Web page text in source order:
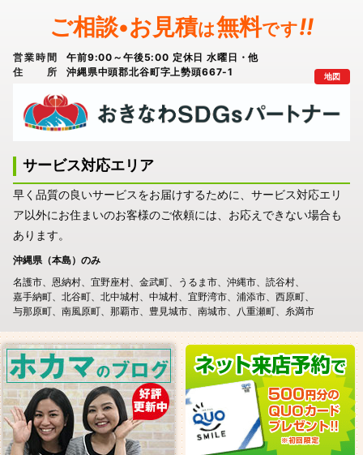
ご相談•お見積は無料です!!
営業時間
午前9:00～午後5:00 定休日 水曜日・他
住所
沖縄県中頭郡北谷町字上勢頭667-1 地図
サービス対応エリア
早く品質の良いサービスをお届けするために、サービス対応エリ
ア以外にお住まいのお客様のご依頼には、お応えできない場合も
あります。
沖縄県（本島）のみ
名護市
恩納村 宜野座村 金武町 うるま市 沖縄市
読谷村
嘉手納町
北谷町 北中城村 中城村 宜野湾市 浦添市
西原町
与那原町
南風原町 那覇市 豊見城市 南城市 八重瀬町 糸満市